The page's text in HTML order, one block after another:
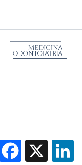
LINGUA:
X